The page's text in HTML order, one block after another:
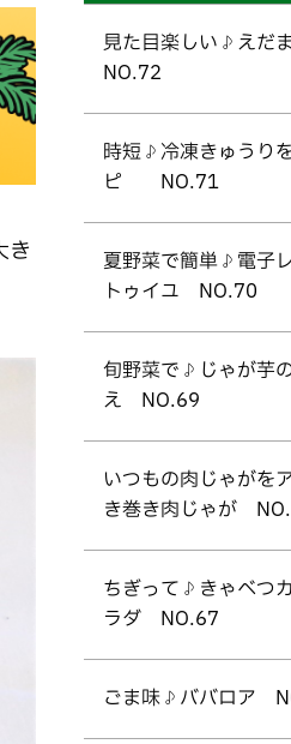
き
見た目楽しい♪えだ
NO.72
時短♪冷凍きゅうり
ピ NO.71
夏野菜で簡単♪電子
トゥイユ NO.70
旬野菜で♪じゃが芋
え NO.69
いつもの肉じゃがを
き巻き肉じゃが
ちぎって♪きゃべつ
ラダ NO.67
ごま味♪ババロア